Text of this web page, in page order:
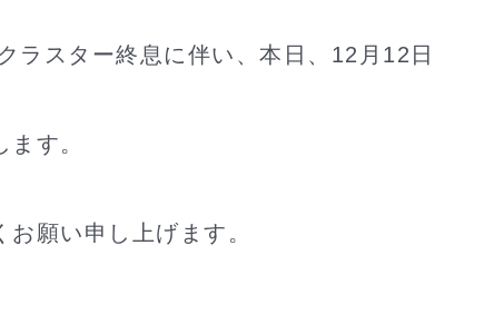
ラスター終息に伴い、本日、12月12日
す。
願い申し上げます。